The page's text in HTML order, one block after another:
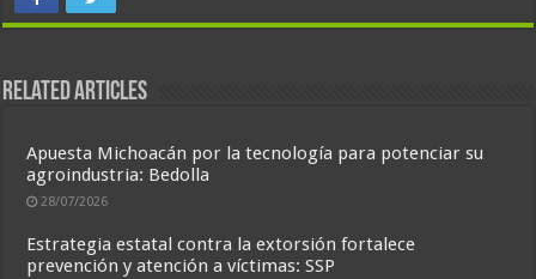
Related Articles
Apuesta Michoacán por la tecnología para potenciar su
agroindustria: Bedolla
28/07/2026
Estrategia estatal contra la extorsión fortalece
prevención y atención a víctimas: SSP